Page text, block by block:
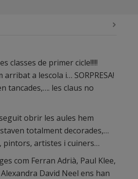
classes de primer cicle!!!!!
a lescola i… SORPRESA!
tancades,…. les claus no
obrir les aules hem
totalment decorades,…
pintors, artistes i cuiners…
com Ferran Adrià, Paul Klee,
David Neel ens han